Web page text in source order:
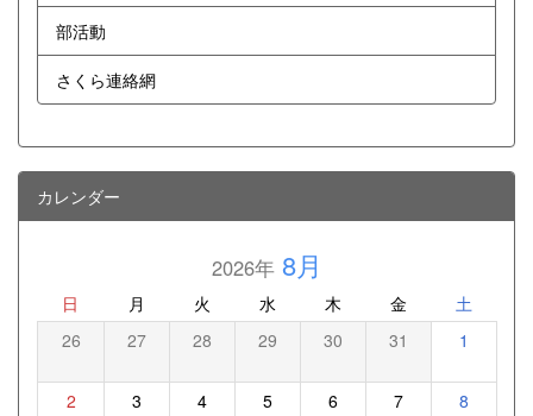
部活動
さくら連絡網
カレンダー
2026年8月
日 月 火 水 木 金 土
26 27 28 29 30 31 1
2 3 4 5 6 7 8